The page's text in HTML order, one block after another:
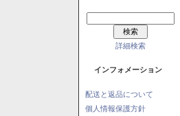
詳細検索
インフォメーション
配送と返品について
個人情報保護方針